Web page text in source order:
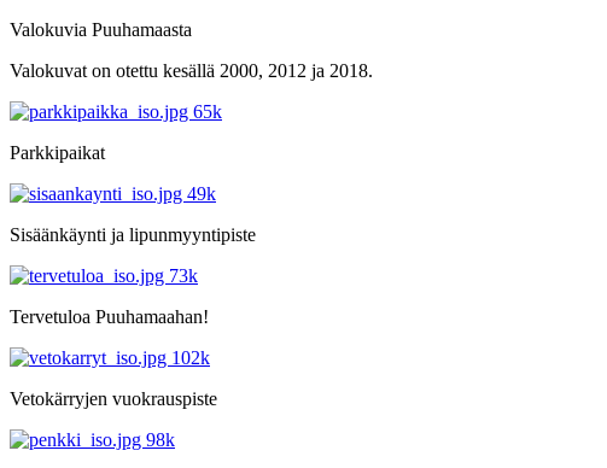
Valokuvia Puuhamaasta
Valokuvat on otettu kesällä 2000, 2012 ja 2018.
Parkkipaikat
Sisäänkäynti ja lipunmyyntipiste
Tervetuloa Puuhamaahan!
Vetokärryjen vuokrauspiste